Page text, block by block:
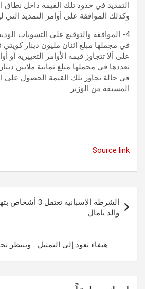
التمديد في حدود تلك القيمة داخل نطاق
وكذلك الموافقة على أوامر التمديد التي
4- الموافقة والتوقيع على التسويات
في مجملها مبلغ اثنان مليون دينار كويتي
على ألا تتجاوز قيمة الأوامر التغييرية أو
تعددها في مجملها مبلغ ثمانية ملايين
في حالة تجاوز تلك القيمة الحصول على
المسبقة من الوزير.
Source link
المقالات
الشرطة الإسبانية
والد يامال
هيفاء تعود إلى التمثيل… وتنتظر